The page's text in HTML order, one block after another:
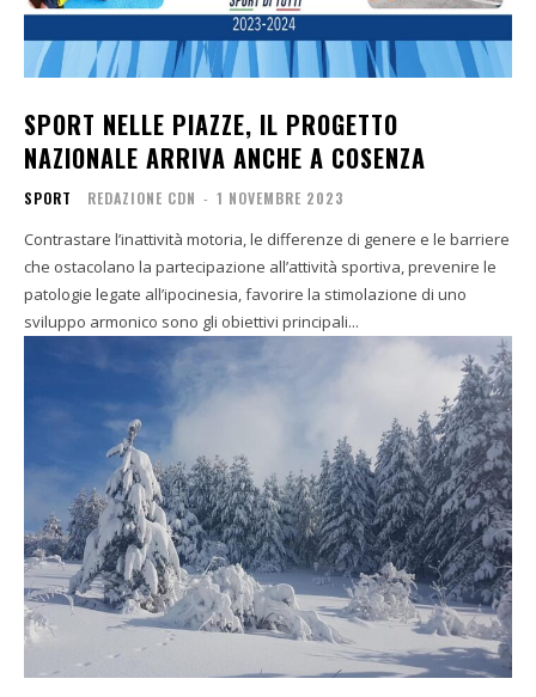
SPORT NELLE PIAZZE, IL PROGETTO
NAZIONALE ARRIVA ANCHE A COSENZA
SPORT REDAZIONE CDN - 1 NOVEMBRE 2023
Contrastare l’inattività motoria, le differenze di genere e le barriere
che ostacolano la partecipazione all’attività sportiva, prevenire le
patologie legate all’ipocinesia, favorire la stimolazione di uno
sviluppo armonico sono gli obiettivi principali...